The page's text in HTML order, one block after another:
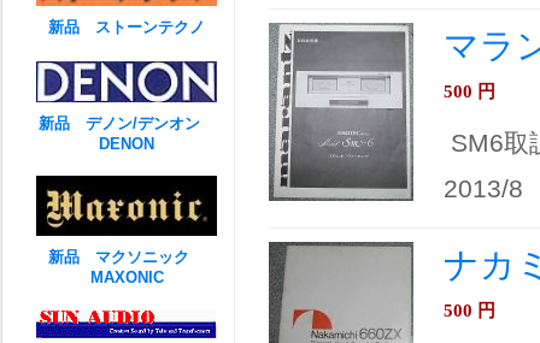
マラ
500 円
SM6取
2013/8
ナカ
500 円
新品 ストーンテクノ
新品 デノン/デンオン
DENON
新品 マクソニック
MAXONIC